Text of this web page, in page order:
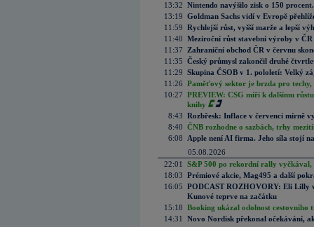
13:32 Nintendo navýšilo zisk o 150
13:19 Goldman Sachs vidí v Evropě
11:59 Rychlejší růst, vyšší marže a lepší
11:40 Meziroční růst stavební výroby v
11:37
Zahraniční obchod ČR v červnu
11:35 Český průmysl zakončil druhé
11:29 Skupina ČSOB v 1. pololetí: Velký
11:26 Paměťový sektor je brzda pro techy,
10:27 PREVIEW: CSG míří k dalšímu
knihy
8:43 Rozbřesk: Inflace v červenci mírně
8:40 ČNB rozhodne o sazbách, trhy
6:08
Apple není AI firma. Jeho síla stojí
05.08.2026
22:01
S&P 500 po rekordní rally vyčkával,
18:03 Prémiové akcie, Mag495 a další
16:05 PODCAST ROZHOVORY: Eli Lilly
Kunové teprve na začátku
15:18 Booking ukázal odolnost cestovního
14:31
Novo Nordisk překonal očekávání,